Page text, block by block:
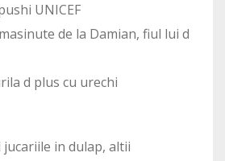
UNICEF
de la Damian, fiul lui d
d plus cu urechi
in dulap, altii